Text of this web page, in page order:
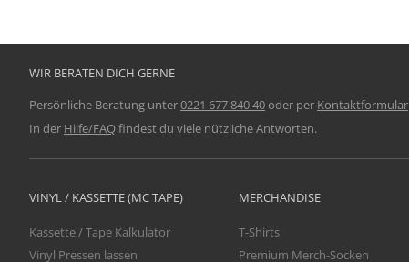
WIR BERATEN DICH GERNE
Persönliche Beratung unter0221 677 840 40oder per Kontaktformular
In der Hilfe/FAQfindest du viele nützliche Antworten.
VINYL / KASSETTE (MC TAPE)
Kassette / Tape Kalkulator
Vinyl Pressen lassen
MERCHANDISE
T-Shirts
Premium Merch-Socken